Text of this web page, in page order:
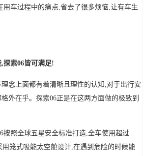
用车过程中的痛点,省去了很多烦恼,让有车生
探索06皆可满足!
念上面都有着清晰且理性的认知,对于出行安
外在乎。探索06正是在这两方面做的极致到
按照全球五星安全标准打造,全车使用超过
用笼式吸能太空舱设计,在遇到危险的时候能